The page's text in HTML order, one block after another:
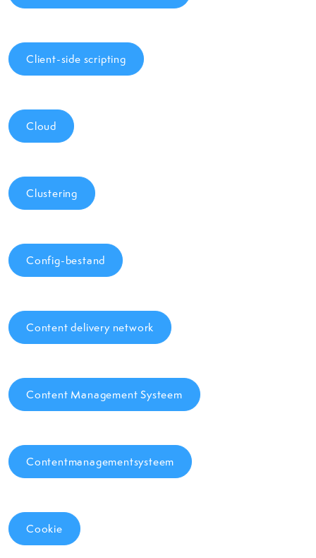
Client-side scripting
Cloud
Clustering
Config-bestand
Content delivery network
Content Management Systeem
Contentmanagementsysteem
Cookie